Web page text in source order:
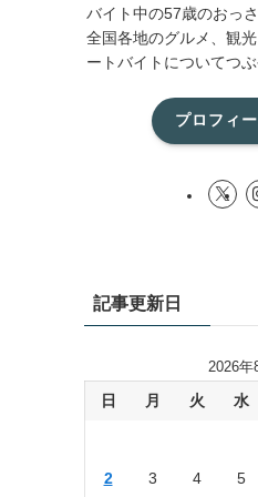
バイト中の57歳のおっ
全国各地のグルメ、観
ートバイトについてつぶ
プロフィ
記事更新日
2026年
日 月 火 水
2 3 4 5